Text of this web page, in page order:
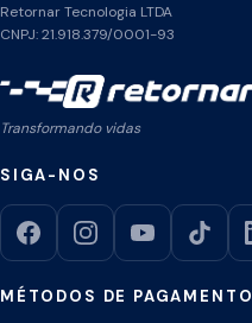
Retornar Tecnologia LTDA
CNPJ: 21.918.379/0001-93
Transformando vidas
SIGA-NOS
MÉTODOS DE PAGAMENTO